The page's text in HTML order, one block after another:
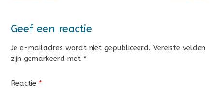
Geef een reactie
Je e-mailadres wordt niet gepubliceerd. Vereiste velden
zijn gemarkeerd met *
Reactie *